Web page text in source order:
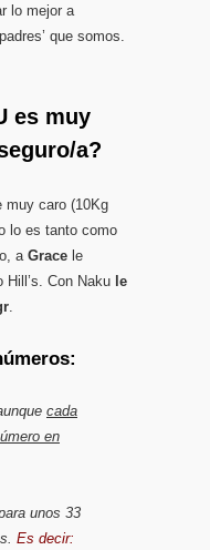
lo mejor a
que somos.
es muy
a?
muy caro (10Kg
lo es tanto como
a Grace le
Hill’s. Con Naku le
cada
en
unos 33
Es decir: